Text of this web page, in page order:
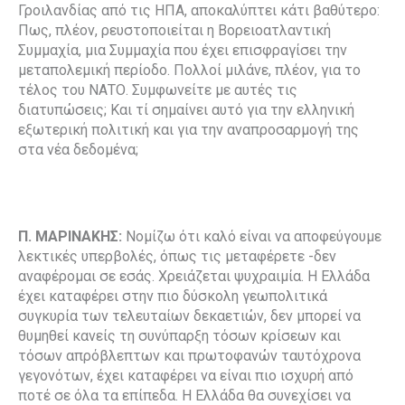
Γροιλανδίας από τις ΗΠΑ, αποκαλύπτει κάτι βαθύτερο:
Πως, πλέον, ρευστοποιείται η Βορειοατλαντική
Συμμαχία, μια Συμμαχία που έχει επισφραγίσει την
μεταπολεμική περίοδο. Πολλοί μιλάνε, πλέον, για το
τέλος του ΝΑΤΟ. Συμφωνείτε με αυτές τις
διατυπώσεις; Και τί σημαίνει αυτό για την ελληνική
εξωτερική πολιτική και για την αναπροσαρμογή της
στα νέα δεδομένα;
Π. ΜΑΡΙΝΑΚΗΣ: Νομίζω ότι καλό είναι να αποφεύγουμε
λεκτικές υπερβολές, όπως τις μεταφέρετε -δεν
αναφέρομαι σε εσάς. Χρειάζεται ψυχραιμία. Η Ελλάδα
έχει καταφέρει στην πιο δύσκολη γεωπολιτικά
συγκυρία των τελευταίων δεκαετιών, δεν μπορεί να
θυμηθεί κανείς τη συνύπαρξη τόσων κρίσεων και
τόσων απρόβλεπτων και πρωτοφανών ταυτόχρονα
γεγονότων, έχει καταφέρει να είναι πιο ισχυρή από
ποτέ σε όλα τα επίπεδα. Η Ελλάδα θα συνεχίσει να